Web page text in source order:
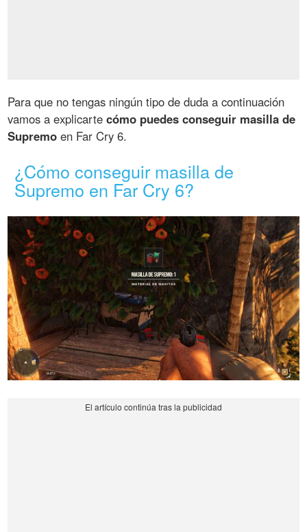
Para que no tengas ningún tipo de duda a continuación
vamos a explicartecómo puedes conseguir masilla de
Supremo en Far Cry 6.
¿Cómo conseguir masilla de
Supremo en Far Cry 6?